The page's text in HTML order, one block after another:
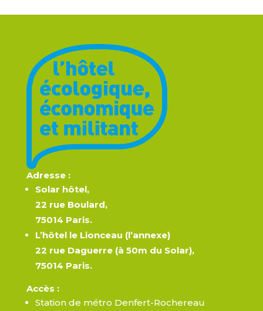
Adresse :
Solar hôtel,
22 rue Boulard,
75014 Paris.
L’hôtel le Lionceau (l’annexe)
22 rue Daguerre (à 50m du Solar),
75014 Paris.
Accès :
Station de métro Denfert-Rochereau